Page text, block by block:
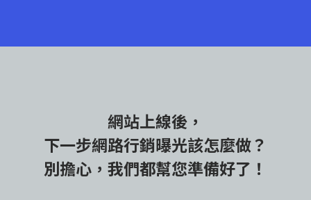
網站上線後，
下一步網路行銷曝光該怎麼做？
別擔心，我們都幫您準備好了！